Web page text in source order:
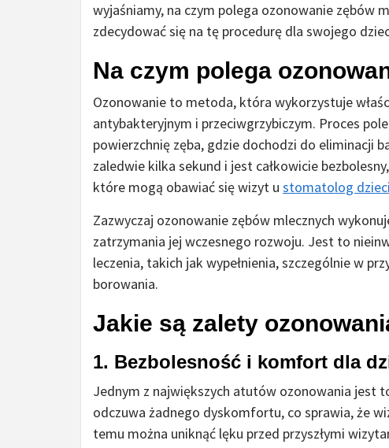
wyjaśniamy, na czym polega ozonowanie zębów
zdecydować się na tę procedurę dla swojego
Na czym polega
Ozonowanie to metoda, która wykorzystuje
antybakteryjnym i przeciwgrzybiczym. Proces
powierzchnię zęba, gdzie dochodzi do eliminacji
zaledwie kilka sekund i jest całkowicie
które mogą obawiać się wizyt u stomatolog
Zazwyczaj ozonowanie zębów mlecznych
zatrzymania jej wczesnego rozwoju. Jest to
leczenia, takich jak wypełnienia, szczególnie w
borowania.
Jakie są zalety
1. Bezbolesność i komfort dla
Jednym z największych atutów ozonowania jest
odczuwa żadnego dyskomfortu, co sprawia, że
temu można uniknąć lęku przed przyszłymi